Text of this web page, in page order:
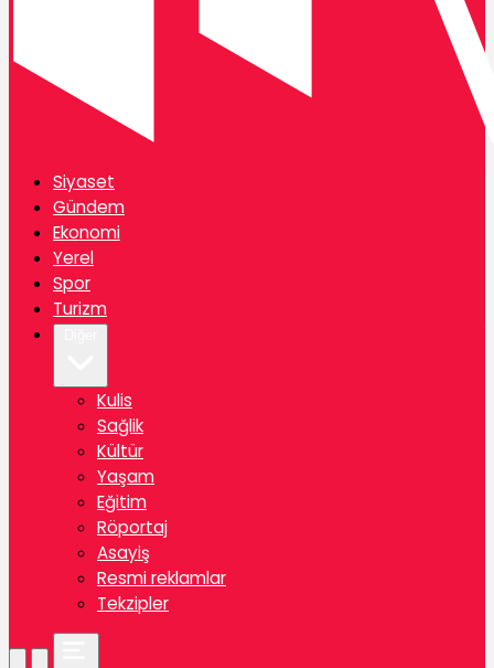
Siyaset
Gündem
Ekonomi
Yerel
Spor
Turizm
Kulis
Sağlik
Kültür
Yaşam
Eğitim
Röportaj
Asayiş
Resmi reklamlar
Tekzipler